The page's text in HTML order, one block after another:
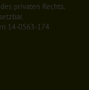
privaten Rechts.
14-0563-174